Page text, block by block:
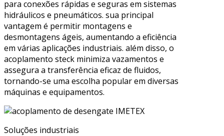
para conexões rápidas e seguras em sistemas
hidráulicos e pneumáticos. sua principal
vantagem é permitir montagens e
desmontagens ágeis, aumentando a eficiência
em várias aplicações industriais. além disso, o
acoplamento steck minimiza vazamentos e
assegura a transferência eficaz de fluidos,
tornando-se uma escolha popular em diversas
máquinas e equipamentos.
Soluções industriais